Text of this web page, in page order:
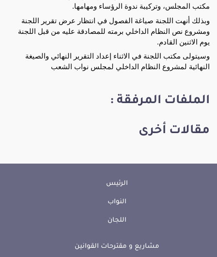
مكتب المجلس، وتركيبة ندوة الرؤساء ومهامها.
يوم الاثنين القادم.
النهائية لمشروع النظام الداخلي لمجلس نواب الشعب
الملفات المرفقة :
مقالات أخرى
الرئيس
النواب
اللجان
مشاريع و مقترحات القوانين